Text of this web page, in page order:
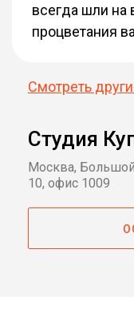
всегда шли на
процветания
Смотреть
Студия
Москва, Большой
10, офис 1009